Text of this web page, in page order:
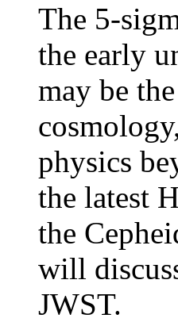
The 5-
the early
may be
physics
the latest
the
will
JWST.